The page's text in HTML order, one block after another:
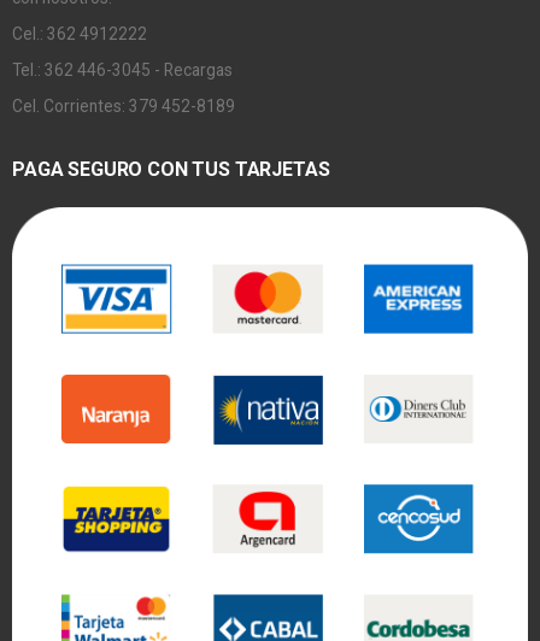
Cel.: 362 4912222
Tel.: 362 446-3045 - Recargas
Cel. Corrientes: 379 452-8189
PAGA SEGURO CON TUS TARJETAS